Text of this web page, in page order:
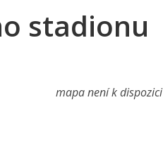
stadionu
mapa není k dispozici